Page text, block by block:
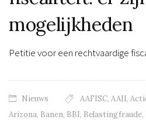
mogelijkheden
Petitie voor een rechtvaardige
Nieuws AAFISC, AAII,
Arizona, Banen, BBI, Belastingfraude,